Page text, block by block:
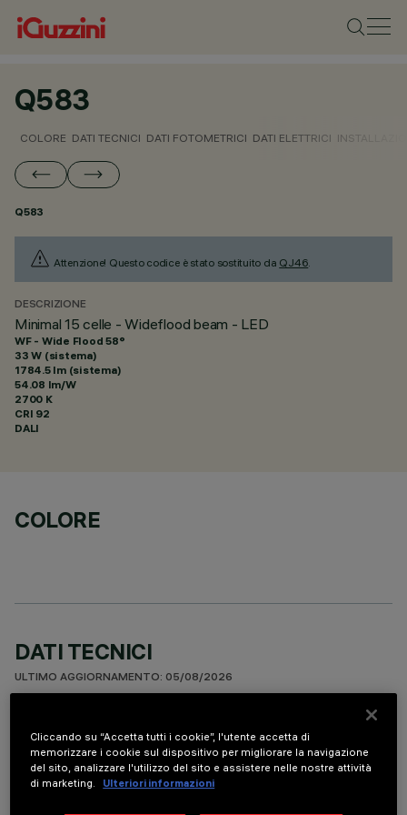
Q583
COLORE DATI TECNICI DATI FOTOMETRICI DATI ELETTRICI
Q583
Attenzione! Questo codice è stato sostituito da QJ46.
DESCRIZIONE
Minimal 15 celle - Wideflood beam - LED
WF - Wide Flood 58°
33 W (sistema)
1784.5 lm (sistema)
54.08 lm/W
2700 K
CRI 92
DALI
COLORE
DATI TECNICI
ULTIMO AGGIORNAMENTO: 05/08/2026
Apparecchio miniaturizzato lineare ad incasso a 15 elementi
ottici per sorgenti LED - ottica fissa. Nonostante le
Cliccando su “Accetta tutti i cookie”, l'utente accetta di
memorizzare i cookie sul dispositivo per migliorare la navigazione
del sito, analizzare l'utilizzo del sito e assistere nelle nostre attività
di marketing.
Ulteriori informazioni